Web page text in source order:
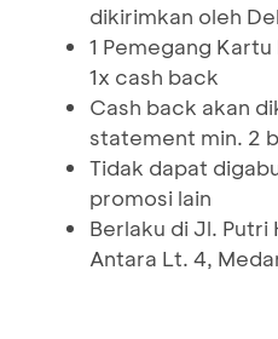
dikirimkan oleh
1 Pemegang
1x cash back
Cash back akan
statement min. 2
Tidak dapat
promosi lain
Berlaku di Jl. Putri
Antara Lt. 4,